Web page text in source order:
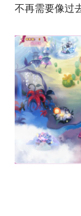
不再需要像过